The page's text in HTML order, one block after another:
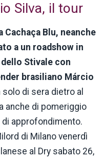
Silva, il tour
Blu, neanche
a un roadshow in
Stivale con
brasiliano Márcio
di sera dietro al
anche di pomeriggio
approfondimento.
di Milano venerdì
al Dry sabato 26,